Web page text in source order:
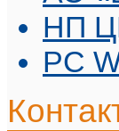
НП
PC